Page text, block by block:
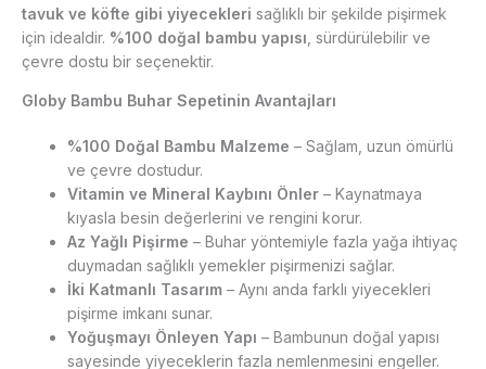
tavuk ve köfte gibi yiyecekleri sağlıklı bir şekilde pişirmek
için idealdir. %100 doğal bambu yapısı , sürdürülebilir ve
çevre dostu bir seçenektir.
Globy Bambu Buhar Sepetinin Avantajları
%100 Doğal Bambu Malzeme – Sağlam, uzun ömürlü
ve çevre dostudur.
Vitamin ve Mineral Kaybını Önler – Kaynatmaya
kıyasla besin değerlerini ve rengini korur.
Az Yağlı Pişirme – Buhar yöntemiyle fazla yağa ihtiyaç
duymadan sağlıklı yemekler pişirmenizi sağlar.
İki Katmanlı Tasarım – Aynı anda farklı yiyecekleri
pişirme imkanı sunar.
Yoğuşmayı Önleyen Yapı – Bambunun doğal yapısı
sayesinde yiyeceklerin fazla nemlenmesini engeller.